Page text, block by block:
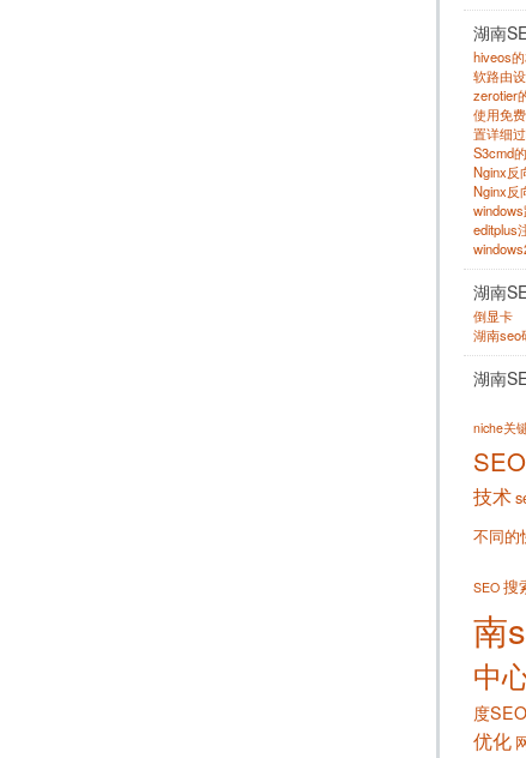
湖南
hiveos
软路由
zerotier
使用免
置详细
S3cmd
Nginx反
Nginx反
editplus
湖南
倒显卡
湖南seo
湖南
niche关
技术
不同的
SEO 搜
南
中
度SEO
优化